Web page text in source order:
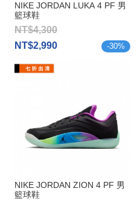
NIKE JORDAN LUKA 4 PF 男
籃球鞋
NT$4,300
NT$2,990
-30%
NIKE JORDAN ZION 4 PF 男
籃球鞋